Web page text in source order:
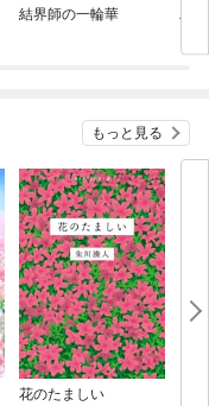
結界師の一輪華
バ
今
もっと見る
花のたましい